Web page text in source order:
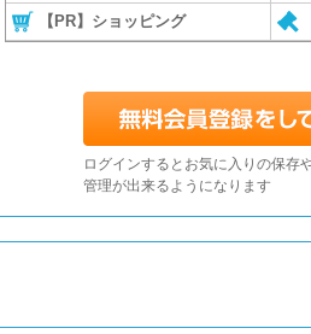
【PR】ショッピング
ログインするとお気に入りの保存
管理が出来るようになります